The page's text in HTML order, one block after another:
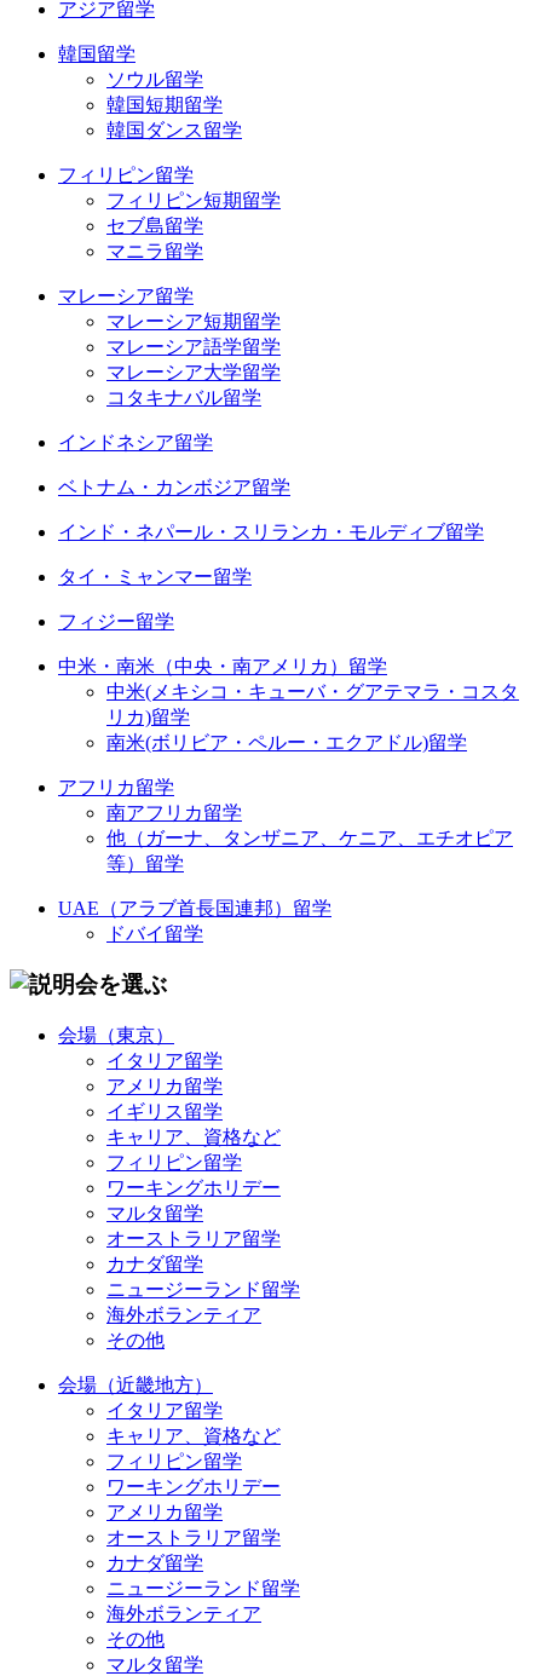
アジア留学
韓国留学
ソウル留学
韓国短期留学
韓国ダンス留学
フィリピン留学
フィリピン短期留学
セブ島留学
マニラ留学
マレーシア留学
マレーシア短期留学
マレーシア語学留学
マレーシア大学留学
コタキナバル留学
インドネシア留学
ベトナム・カンボジア留学
インド・ネパール・スリランカ・モルディブ留学
タイ・ミャンマー留学
フィジー留学
中米・南米（中央・南アメリカ）留学
中米(メキシコ・キューバ・グアテマラ・コスタ
リカ)留学
南米(ボリビア・ペルー・エクアドル)留学
アフリカ留学
南アフリカ留学
他（ガーナ、タンザニア、ケニア、エチオピア
等）留学
UAE（アラブ首長国連邦）留学
ドバイ留学
会場（東京）
イタリア留学
アメリカ留学
イギリス留学
キャリア、資格など
フィリピン留学
ワーキングホリデー
マルタ留学
オーストラリア留学
カナダ留学
ニュージーランド留学
海外ボランティア
その他
会場（近畿地方）
イタリア留学
キャリア、資格など
フィリピン留学
ワーキングホリデー
アメリカ留学
オーストラリア留学
カナダ留学
ニュージーランド留学
海外ボランティア
その他
マルタ留学